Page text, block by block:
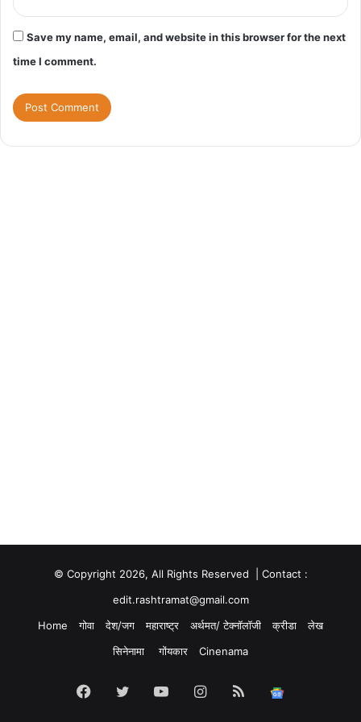
Save my name, email, and website in this browser for the next
time I comment.
© Copyright 2026, All Rights Reserved | Contact :
edit.rashtramat@gmail.com
Home
गोवा देश/जग महाराष्ट्र अर्थमत/ टेक्नॉलॉजी क्रीडा
लेख
सिनेनामा
गोंयकार Cinenama
Facebook
TwitterYouTubeInstagram
RSS